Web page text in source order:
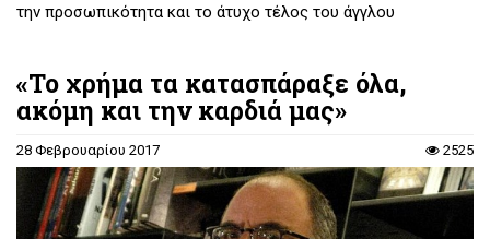
την προσωπικότητα και το άτυχο τέλος του άγγλου
όσο και η σημαντική συμμετοχή του στο «σπάσιμο» της
κρυπτογραφικής μηχανής των ναζί Enigma, που άλλαξε τον
ρου του πολέμου, θεωρούνται σήμερα αδιαμφισβήτητα.
«Το χρήμα τα κατασπάραξε όλα,
ακόμη και την καρδιά μας»
28 Φεβρουαρίου 2017 2525